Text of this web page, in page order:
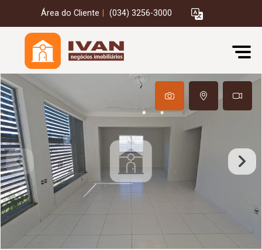
Área do Cliente (034) 3256-3000